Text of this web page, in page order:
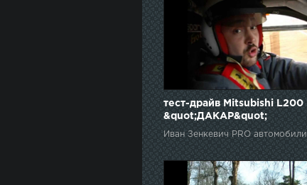
тест-драйв Mitsubishi L200
&quot;ДАКАР&quot;
Иван Зенкевич PRO автомобили